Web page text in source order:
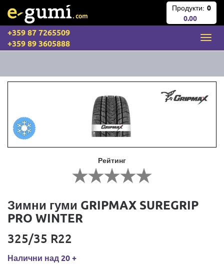
Продукти: 0
0.00
+359 87 7265509
+359 89 3605888
Рейтинг
Зимни гуми GRIPMAX SUREGRIP
PRO WINTER
325/35 R22
Налични над 20 +